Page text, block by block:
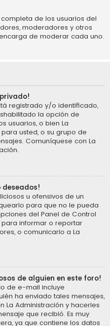
de los usuarios del
moderadores y otros
de moderar cada uno.
registrado y/o identificado,
la opción de
usuarios, o bien La
usted, o su grupo de
Comuníquese con La
deseados!
u ofensivos de un
para que no le pueda
del Panel de Control
informar o reportar
o comunicarlo a La
de alguien en este foro!
de e-mail incluye
ha enviado tales mensajes,
La Administración y hacerles
que recibió. Es muy
ya que contiene los datos